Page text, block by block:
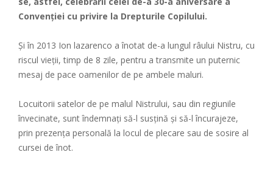
Convenției cu privire la Drepturile Copilului.
Și în 2013 Ion lazarenco a înotat de-a lungul râului Nistru, cu
riscul vieții, timp de 8 zile, pentru a transmite un puternic
mesaj de pace oamenilor de pe ambele maluri.
Locuitorii satelor de pe malul Nistrului, sau din regiunile
învecinate, sunt îndemnați să-l susțină și să-l încurajeze,
prin prezența personală la locul de plecare sau de sosire al
cursei de înot.